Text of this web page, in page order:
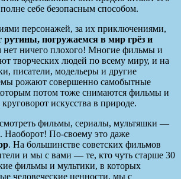
себе безопасным способом.
персонажей, за их приключениями,
рутины, погружаемся в мир грёз и
нет ничего плохого! Многие фильмы и
творческих людей по всему миру, и на
писатели, модельеры и другие
рожают совершенно самобытные
потом тоже снимаются фильмы и
искусства в природе.
фильмы, сериалы, мультяшки —
Наоборот! По-своему это даже
. На большинстве советских фильмов
и мы с вами — те, кто чуть старше 30
фильмы и мультики, в которых
человеческие ценности, мы с